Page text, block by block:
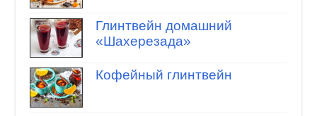
Глинтвейн домашний
«Шахерезада»
Кофейный глинтвейн